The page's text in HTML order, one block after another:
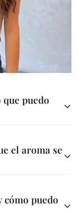
que puedo
el aroma se
de cada
cómo puedo